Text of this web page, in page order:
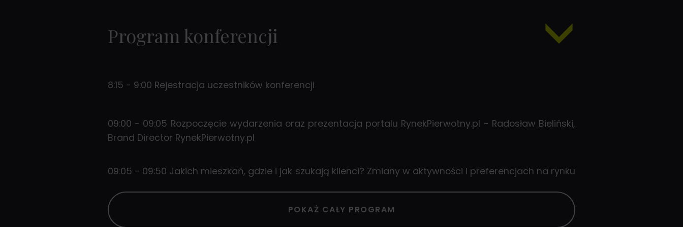
poziom sprzedaży i marketingu nieruchomości. Dołącz do nas i bądź
Program konferencji
8:15 - 9:00 Rejestracja uczestników konferencji
09:00 - 09:05 Rozpoczęcie wydarzenia oraz prezentacja portalu RynekPierwotny.pl - Radosław Bieliński,
Brand Director RynekPierwotny.pl
09:05 - 09:50 Jakich mieszkań, gdzie i jak szukają klienci? Zmiany w aktywności i preferencjach na rynku
09:50 - 10:35 Omnichannel i konstrukcja lejka sprzedażowego: jak skutecznie dobierać i zarządzać
POKAŻ CAŁY PROGRAM